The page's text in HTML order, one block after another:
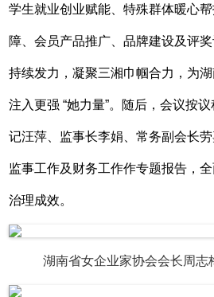
学生就业创业赋能、特殊群体暖心
障、会员产品推广、品牌建设及评
持续发力，凝聚三湘巾帼合力，为
注入更强 “她力量”。随后，会议按
记汪萍、监事长李娟、常务副会长劳
监事工作及财务工作作专题报告，
治理成效。
湖南省女企业家协会会长周志